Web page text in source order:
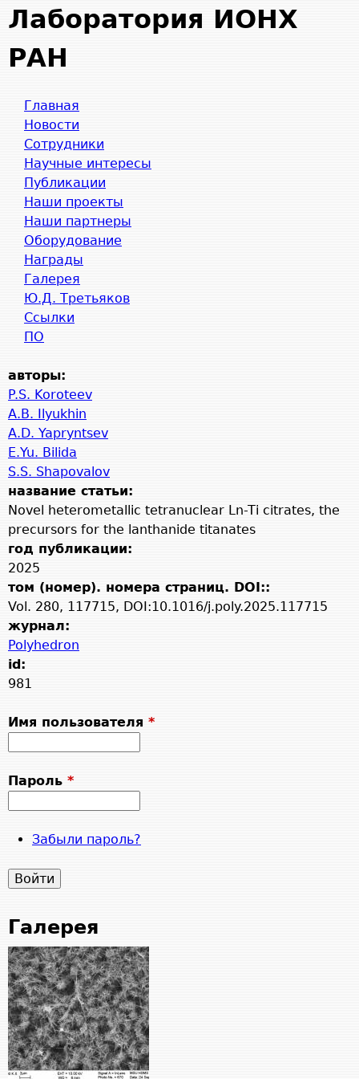
Jump to navigation
Лаборатория ИОНХ
РАН
Главная
Новости
Сотрудники
Научные интересы
Публикации
Наши проекты
Наши партнеры
Оборудование
Награды
Галерея
Ю.Д. Третьяков
Ссылки
ПО
авторы:
P.S. Koroteev
A.B. Ilyukhin
A.D. Yapryntsev
E.Yu. Bilida
S.S. Shapovalov
название статьи:
Novel heterometallic tetranuclear Ln-Ti citrates, the
precursors for the lanthanide titanates
год публикации:
2025
том (номер). номера страниц. DOI::
Vol. 280, 117715, DOI:10.1016/j.poly.2025.117715
журнал:
Polyhedron
id:
981
Имя пользователя *
Пароль *
Забыли пароль?
Галерея